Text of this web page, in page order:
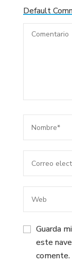
Default
Guarda
este
comente.